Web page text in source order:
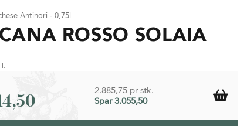
Antinori - 0,75l
ROSSO SOLAIA
l.
2.885,75 pr stk.
Spar 3.055,50